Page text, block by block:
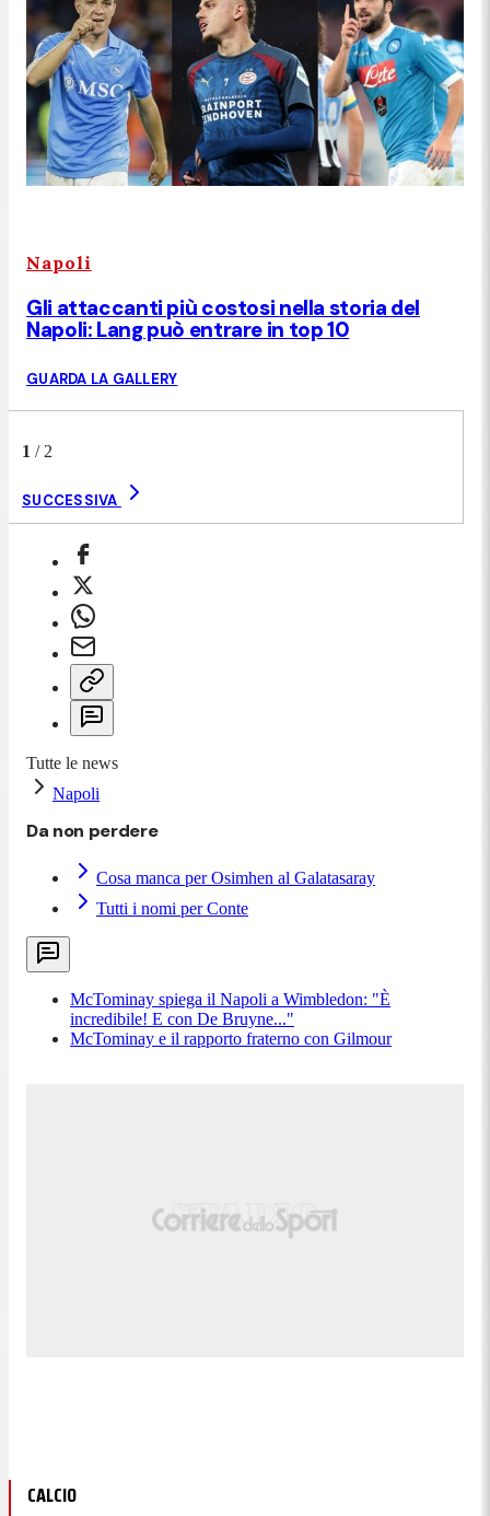
Napoli
Gli attaccanti più costosi nella storia del
Napoli: Lang può entrare in top 10
GUARDA LA GALLERY
1 / 2
SUCCESSIVA
Tutte le news
Napoli
Da non perdere
Cosa manca per Osimhen al Galatasaray
Tutti i nomi per Conte
McTominay spiega il Napoli a Wimbledon: "È
incredibile! E con De Bruyne..."
McTominay e il rapporto fraterno con Gilmour
CALCIO